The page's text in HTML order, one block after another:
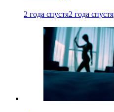
2 года спустя2 года спустя